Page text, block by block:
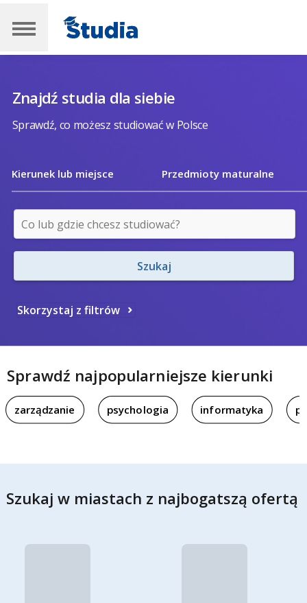
Znajdź studia dla siebie
Sprawdź, co możesz studiować w Polsce
Kierunek lub miejsce Przedmioty maturalne
Szukaj
Skorzystaj z filtrów
Sprawdź najpopularniejsze kierunki
zarządzanie psychologia informatyka
Szukaj w miastach z najbogatszą ofertą